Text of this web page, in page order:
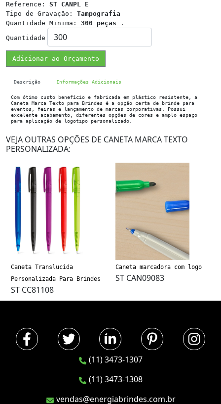
Reference: ST CANPL E
Tipo de Gravação: Tampografia
Quantidade Minima: 300 peças .
Quantidade
Adicionar ao Orçamento
Descrição Informações Adicionais
Com ótimo custo benefício e fabricada em plástico resistente, a
Caneta Marca Texto para Brindes é a opção certa de brinde para
eventos, feiras e lançamento de marcas corporativas. Possui
excelente acabamento, diferentes opções de cores e amplo espaço
para aplicação de logotipo personalizado.
VEJA OUTRAS OPÇÕES DE CANETA MARCA TEXTO
PERSONALIZADA:
Caneta Translucida
Personalizada Para Brindes
ST CC81108
Caneta marcadora com logo
ST CAN09083
(11) 3473-1307
(11) 3473-1308
vendas@energiabrindes.com.br